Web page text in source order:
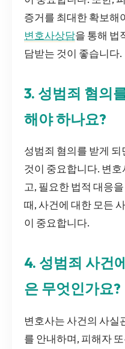
증거를 최대한 확보해
변호사상담을 통해 법
담받는 것이 좋습니다.
3. 성범죄 혐의
해야 하나요?
성범죄 혐의를 받게
것이 중요합니다. 변
고, 필요한 법적 대응
때, 사건에 대한 모든
이 중요합니다.
4. 성범죄 사건
은 무엇인가요?
변호사는 사건의 사실
를 안내하며, 피해자